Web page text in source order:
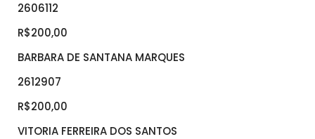
2606112
R$200,00
BARBARA DE SANTANA MARQUES
2612907
R$200,00
VITORIA FERREIRA DOS SANTOS